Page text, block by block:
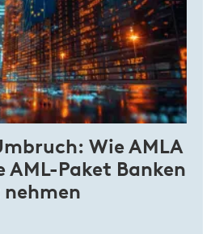
Wie AMLA
AML-Paket Banken